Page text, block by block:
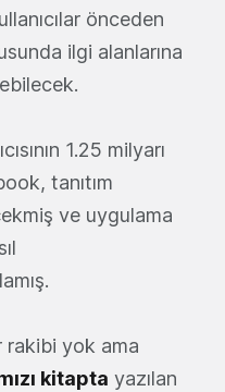
önceden
ilgi alanlarına
1.25 milyarı
tanıtım
ve uygulama
rakibi yok ama
kitapta yazılan